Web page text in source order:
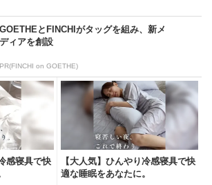
GOETHEとFINCHIがタッグを組み、新メ
ディアを創設
PR(FINCHI on GOETHE)
感寝具で快
【大人気】ひんやり冷感寝具で快
適な睡眠をあなたに。